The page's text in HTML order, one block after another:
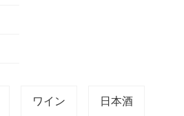
ワイン 日本酒